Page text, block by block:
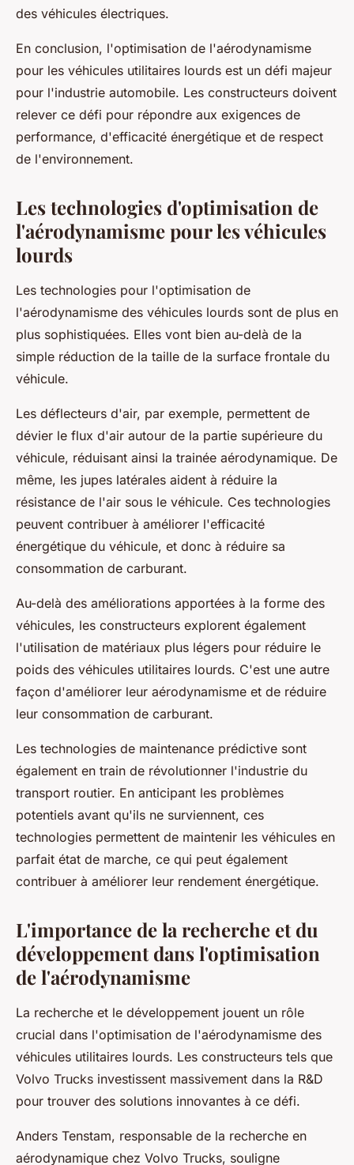
des véhicules électriques.
En conclusion, l'optimisation de l'aérodynamisme
pour les véhicules utilitaires lourds est un défi majeur
pour l'industrie automobile. Les constructeurs doivent
relever ce défi pour répondre aux exigences de
performance, d'efficacité énergétique et de respect
de l'environnement.
Les technologies d'optimisation de
l'aérodynamisme pour les véhicules
lourds
Les technologies pour l'optimisation de
l'aérodynamisme des véhicules lourds sont de plus en
plus sophistiquées. Elles vont bien au-delà de la
simple réduction de la taille de la surface frontale du
véhicule.
Les déflecteurs d'air, par exemple, permettent de
dévier le flux d'air autour de la partie supérieure du
véhicule, réduisant ainsi la trainée aérodynamique. De
même, les jupes latérales aident à réduire la
résistance de l'air sous le véhicule. Ces technologies
peuvent contribuer à améliorer l'efficacité
énergétique du véhicule, et donc à réduire sa
consommation de carburant.
Au-delà des améliorations apportées à la forme des
véhicules, les constructeurs explorent également
l'utilisation de matériaux plus légers pour réduire le
poids des véhicules utilitaires lourds. C'est une autre
façon d'améliorer leur aérodynamisme et de réduire
leur consommation de carburant.
Les technologies de maintenance prédictive sont
également en train de révolutionner l'industrie du
transport routier. En anticipant les problèmes
potentiels avant qu'ils ne surviennent, ces
technologies permettent de maintenir les véhicules en
parfait état de marche, ce qui peut également
contribuer à améliorer leur rendement énergétique.
L'importance de la recherche et du
développement dans l'optimisation
de l'aérodynamisme
La recherche et le développement jouent un rôle
crucial dans l'optimisation de l'aérodynamisme des
véhicules utilitaires lourds. Les constructeurs tels que
Volvo Trucks investissent massivement dans la R&D
pour trouver des solutions innovantes à ce défi.
Anders Tenstam, responsable de la recherche en
aérodynamique chez Volvo Trucks, souligne